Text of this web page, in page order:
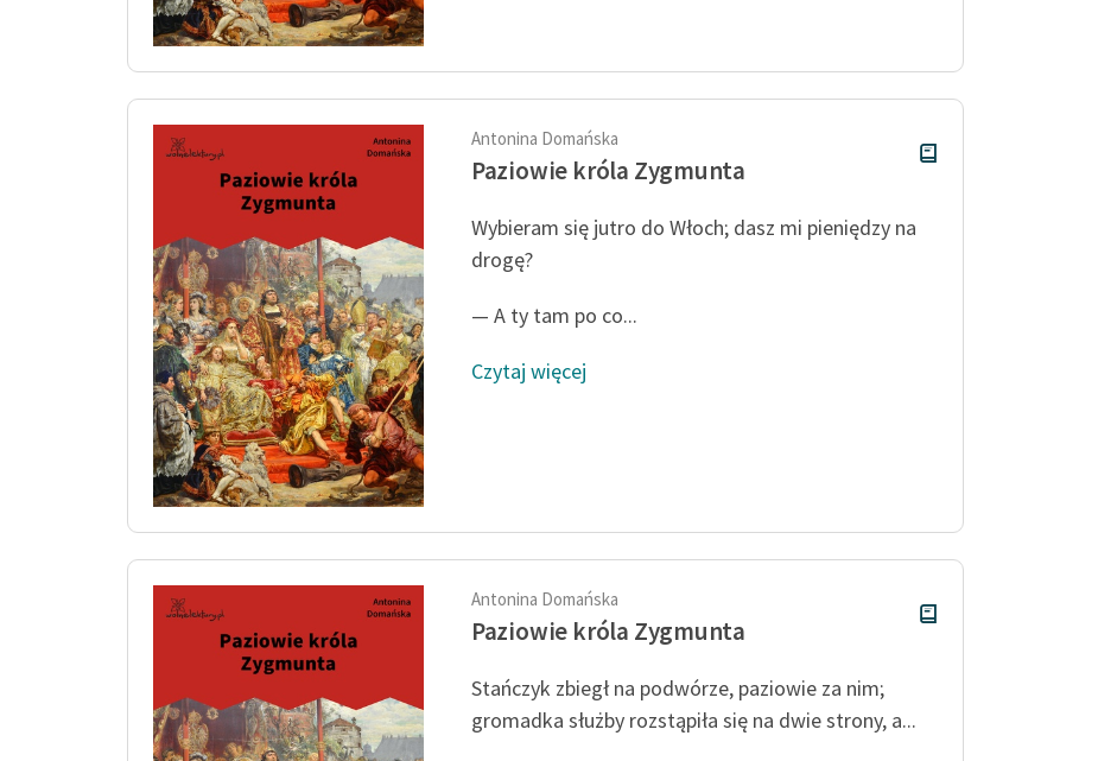
Antonina Domańska
Paziowie króla Zygmunta
Wybieram się jutro do Włoch; dasz mi pieniędzy na
drogę?
— A ty tam po co...
Czytaj więcej
Antonina Domańska
Paziowie króla Zygmunta
Stańczyk zbiegł na podwórze, paziowie za nim;
gromadka służby rozstąpiła się na dwie strony, a...